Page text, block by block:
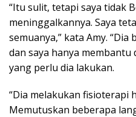
“Itu sulit, tetapi saya tidak
meninggalkannya. Saya
semuanya,” kata Amy.
dan saya hanya membantu
yang perlu dia lakukan.
“Dia melakukan fisioterapi
Memutuskan beberapa